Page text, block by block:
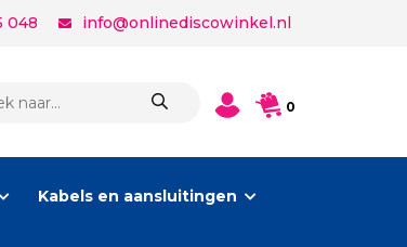
048 info@onlinediscowinkel.nl
0
Kabels en aansluitingen